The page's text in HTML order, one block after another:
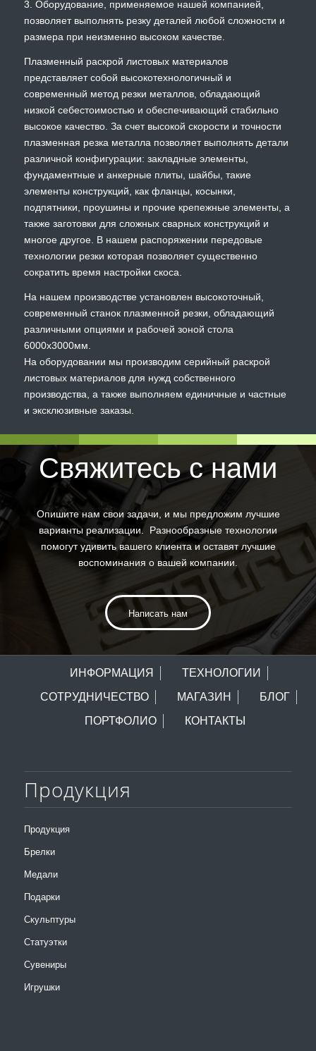
3. Оборудование, применяемое нашей компанией,
позволяет выполнять резку деталей любой сложности и
размера при неизменно высоком качестве.
Плазменный раскрой листовых материалов
представляет собой высокотехнологичный и
современный метод резки металлов, обладающий
низкой себестоимостью и обеспечивающий стабильно
высокое качество. За счет высокой скорости и точности
плазменная резка металла позволяет выполнять детали
различной конфигурации: закладные элементы,
фундаментные и анкерные плиты, шайбы, такие
элементы конструкций, как фланцы, косынки,
подпятники, проушины и прочие крепежные элементы, а
также заготовки для сложных сварных конструкций и
многое другое. В нашем распоряжении передовые
технологии резки которая позволяет существенно
сократить время настройки скоса.
На нашем производстве установлен высокоточный,
современный станок плазменной резки, обладающий
различными опциями и рабочей зоной стола
6000х3000мм.
На оборудовании мы производим серийный раскрой
листовых материалов для нужд собственного
производства, а также выполняем единичные и частные
и эксклюзивные заказы.
Свяжитесь с нами
Опишите нам свои задачи, и мы предложим лучшие
варианты реализации. Разнообразные технологии
помогут удивить вашего клиента и оставят лучшие
воспоминания о вашей компании.
Написать нам
ИНФОРМАЦИЯ
ТЕХНОЛОГИИ
СОТРУДНИЧЕСТВО
МАГАЗИН
БЛОГ
ПОРТФОЛИО
КОНТАКТЫ
Продукция
Продукция
Брелки
Медали
Подарки
Скульптуры
Статуэтки
Сувениры
Игрушки